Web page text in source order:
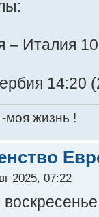
– Италия
14:20
моя жизнь !
2025, 07:22